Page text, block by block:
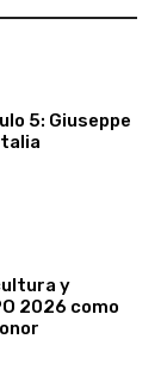
5: Giuseppe
y
2026 como